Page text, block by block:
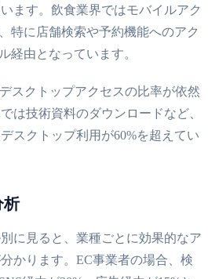
ます。飲食業界ではモバイルアク
特に店舗検索や予約機能へのアク
経由となっています。
スクトップアクセスの比率が依然
は技術資料のダウンロードなど、
スクトップ利用が60%を超えてい
析
に見ると、業種ごとに効果的なア
かります。EC事業者の場合、検